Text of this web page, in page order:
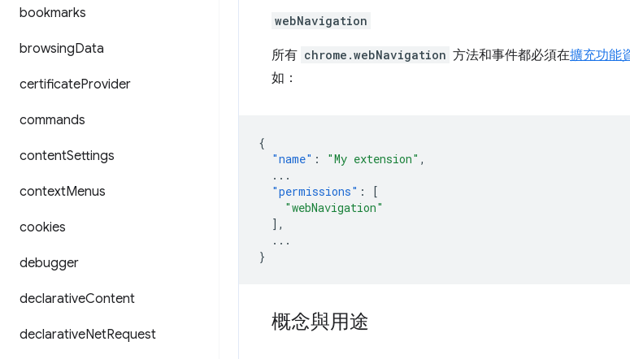
bookmarks
browsingData
certificateProvider
commands
contentSettings
contextMenus
cookies
debugger
declarativeContent
declarativeNetRequest
webNavigation
所有 chrome.webNavigation 方法和事件都必須在擴充功能
如：
{
"name" : "My extension" ,
...
"permissions" :
[
"webNavigation"
],
...
}
概念與用途